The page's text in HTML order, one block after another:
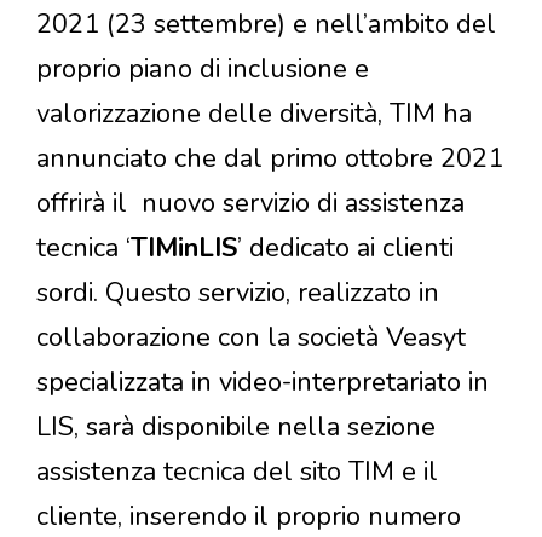
2021 (23 settembre) e nell’ambito del
proprio piano di inclusione e
valorizzazione delle diversità, TIM ha
annunciato che dal primo ottobre 2021
offrirà il nuovo servizio di assistenza
tecnica ‘TIMinLIS’ dedicato ai clienti
sordi. Questo servizio, realizzato in
collaborazione con la società Veasyt
specializzata in video-interpretariato in
LIS, sarà disponibile nella sezione
assistenza tecnica del sito TIM e il
cliente, inserendo il proprio numero